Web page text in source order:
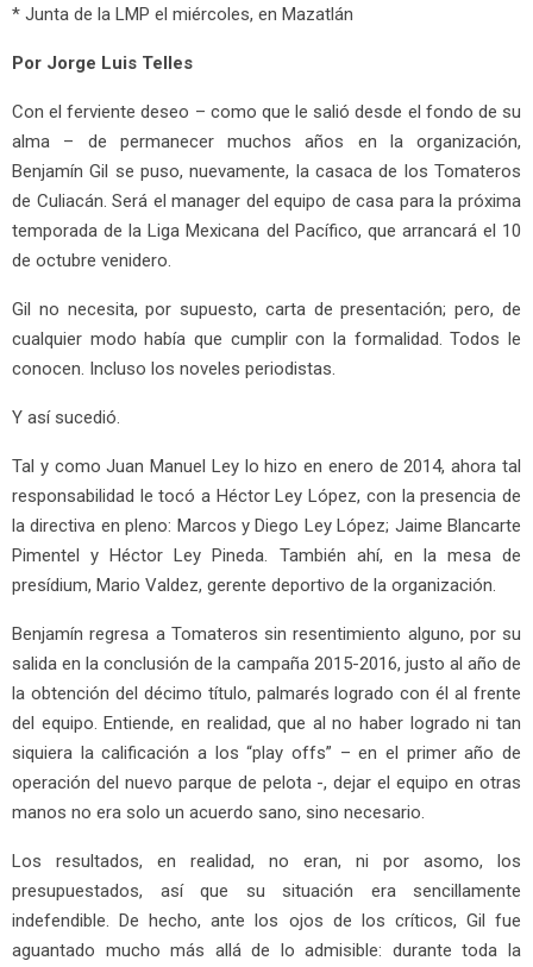
* Junta de la LMP el miércoles, en Mazatlán
Por Jorge Luis Telles
Con el ferviente deseo – como que le salió desde el fondo de su
alma – de permanecer muchos años en la organización,
Benjamín Gil se puso, nuevamente, la casaca de los Tomateros
de Culiacán. Será el manager del equipo de casa para la próxima
temporada de la Liga Mexicana del Pacífico, que arrancará el 10
de octubre venidero.
Gil no necesita, por supuesto, carta de presentación; pero, de
cualquier modo había que cumplir con la formalidad. Todos le
conocen. Incluso los noveles periodistas.
Y así sucedió.
Tal y como Juan Manuel Ley lo hizo en enero de 2014, ahora tal
responsabilidad le tocó a Héctor Ley López, con la presencia de
la directiva en pleno: Marcos y Diego Ley López; Jaime Blancarte
Pimentel y Héctor Ley Pineda. También ahí, en la mesa de
presídium, Mario Valdez, gerente deportivo de la organización.
Benjamín regresa a Tomateros sin resentimiento alguno, por su
salida en la conclusión de la campaña 2015-2016, justo al año de
la obtención del décimo título, palmarés logrado con él al frente
del equipo. Entiende, en realidad, que al no haber logrado ni tan
siquiera la calificación a los “play offs” – en el primer año de
operación del nuevo parque de pelota -, dejar el equipo en otras
manos no era solo un acuerdo sano, sino necesario.
Los resultados, en realidad, no eran, ni por asomo, los
presupuestados, así que su situación era sencillamente
indefendible. De hecho, ante los ojos de los críticos, Gil fue
aguantado mucho más allá de lo admisible: durante toda la